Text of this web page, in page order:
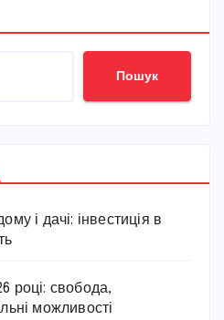
Пошук
і дачі: інвестиція в
році: свобода,
можливості